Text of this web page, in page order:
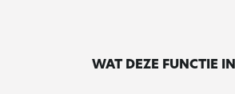
WAT DEZE FUNCTIE